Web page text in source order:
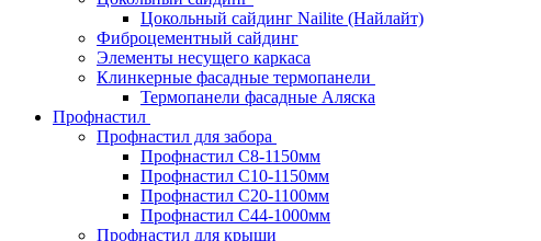
Цокольный сайдинг Nailite (Найлайт)
Фиброцементный сайдинг
Элементы несущего каркаса
Клинкерные фасадные термопанели
Термопанели фасадные Аляска
Профнастил
Профнастил для забора
Профнастил С8-1150мм
Профнастил С10-1150мм
Профнастил С20-1100мм
Профнастил С44-1000мм
Профнастил для крыши